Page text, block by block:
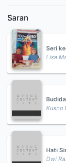
Saran
Seri
Lisa
Kusno
Hati
Dwi